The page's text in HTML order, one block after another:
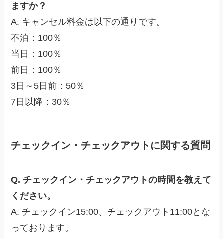
ますか？
A. キャンセル料金は以下の通りです。
不泊：100％
当日：100％
前日：100％
3日～5日前：50％
7日以降：30％
チェックイン・チェックアウトに関する質問
Q. チェックイン・チェックアウトの時間を教えて
ください。
A. チェックイン15:00、チェックアウト11:00とな
っております。